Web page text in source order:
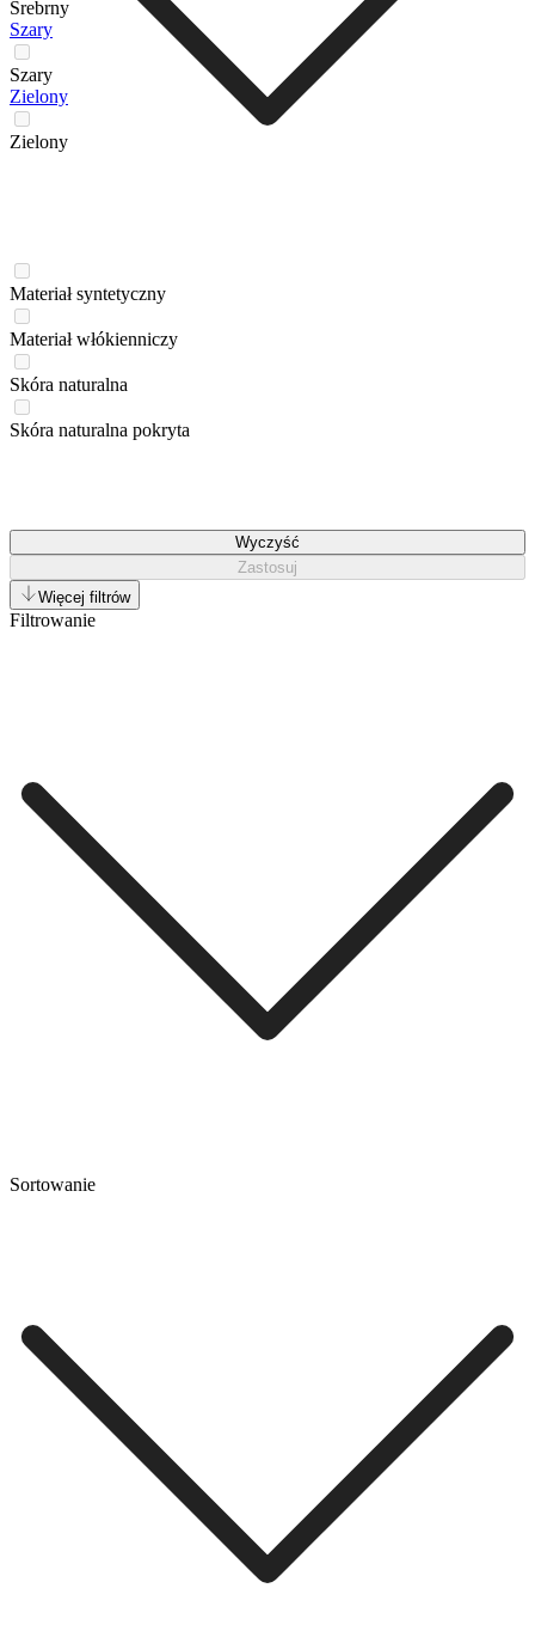
Srebrny
Szary
Szary
Zielony
Zielony
Materiał syntetyczny
Materiał włókienniczy
Skóra naturalna
Skóra naturalna pokryta
Wyczyść
Zastosuj
Więcej filtrów
Filtrowanie
Sortowanie